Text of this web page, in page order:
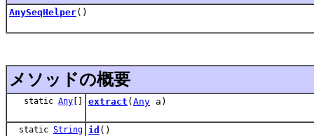
AnySeqHelper()
メソッドの概要
static Any [] extract ( Any a)
static String id ()